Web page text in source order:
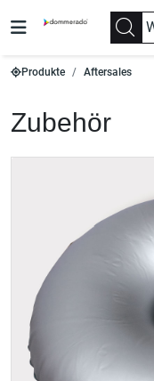
Produkte Aftersales
Zubehör